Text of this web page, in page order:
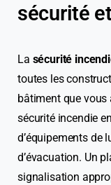
sécurité
La sécurité
toutes les
bâtiment que vous
sécurité incendie
d’équipements de
d’évacuation. Un
signalisation